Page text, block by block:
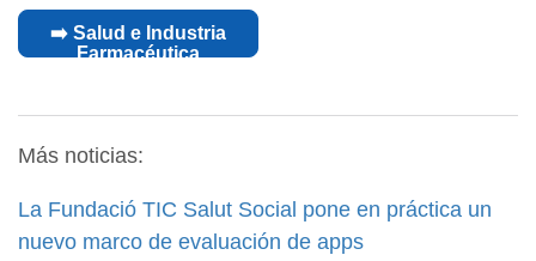
➡️ Salud e Industria
Farmacéutica
Más noticias:
La Fundació TIC Salut Social pone en práctica un
nuevo marco de evaluación de apps